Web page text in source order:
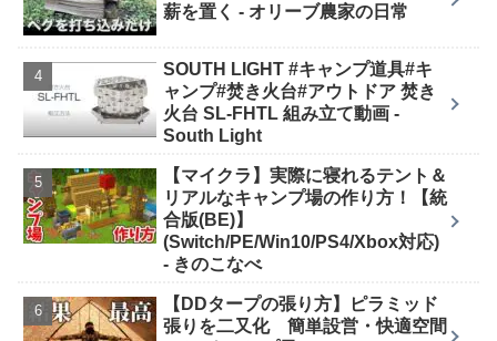
薪を置く - オリーブ農家の日常
SOUTH LIGHT #キャンプ道具#キ
ャンプ#焚き火台#アウトドア 焚き
火台 SL-FHTL 組み立て動画 -
South Light
【マイクラ】実際に寝れるテント＆
リアルなキャンプ場の作り方！【統
合版(BE)】
(Switch/PE/Win10/PS4/Xbox対応)
- きのこなべ
【DDタープの張り方】ピラミッド
張りを二又化 簡単設営・快適空間